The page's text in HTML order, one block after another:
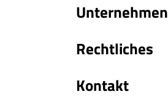
Unternehmen
Rechtliches
Kontakt